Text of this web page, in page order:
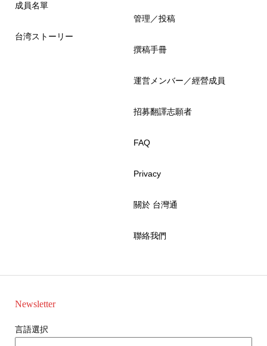
成員名單
台湾ストーリー
管理／投稿
撰稿手冊
運営メンバー／經營成員
招募翻譯志願者
FAQ
Privacy
關於 台灣通
聯絡我們
Newsletter
言語選択